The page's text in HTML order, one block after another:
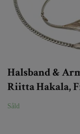
Halsband &
Riitta Hakala,
Såld